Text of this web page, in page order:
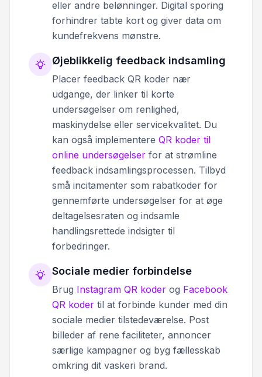
eller andre belønninger. Digital sporing
forhindrer tabte kort og giver data om
kundefrekvens mønstre.
Øjeblikkelig feedback indsamling
Placer feedback QR koder nær
udgange, der linker til korte
undersøgelser om renlighed,
maskinydelse eller servicekvalitet. Du
kan også implementere QR koder til
online undersøgelser for at strømline
feedback indsamlingsprocessen. Tilbyd
små incitamenter som rabatkoder for
gennemførte undersøgelser for at øge
deltagelsesraten og indsamle
handlingsrettede indsigter til
forbedringer.
Sociale medier forbindelse
Brug Instagram QR koder og Facebook
QR koder til at forbinde kunder med din
sociale medier tilstedeværelse. Post
billeder af rene faciliteter, annoncer
særlige kampagner og byg fællesskab
omkring dit vaskeri brand.